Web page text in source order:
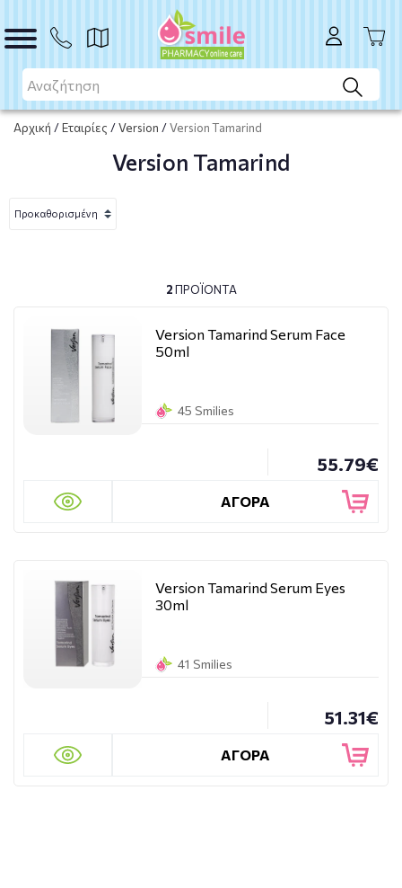
Αρχική /Εταιρίες /Version /Version Tamarind
Version Tamarind
2ΠΡΟΪΌΝΤΑ
Version Tamarind Serum Face
50ml
45 Smilies
55.79€
ΑΓΟΡΑ
Version Tamarind Serum Eyes
30ml
41 Smilies
51.31€
ΑΓΟΡΑ